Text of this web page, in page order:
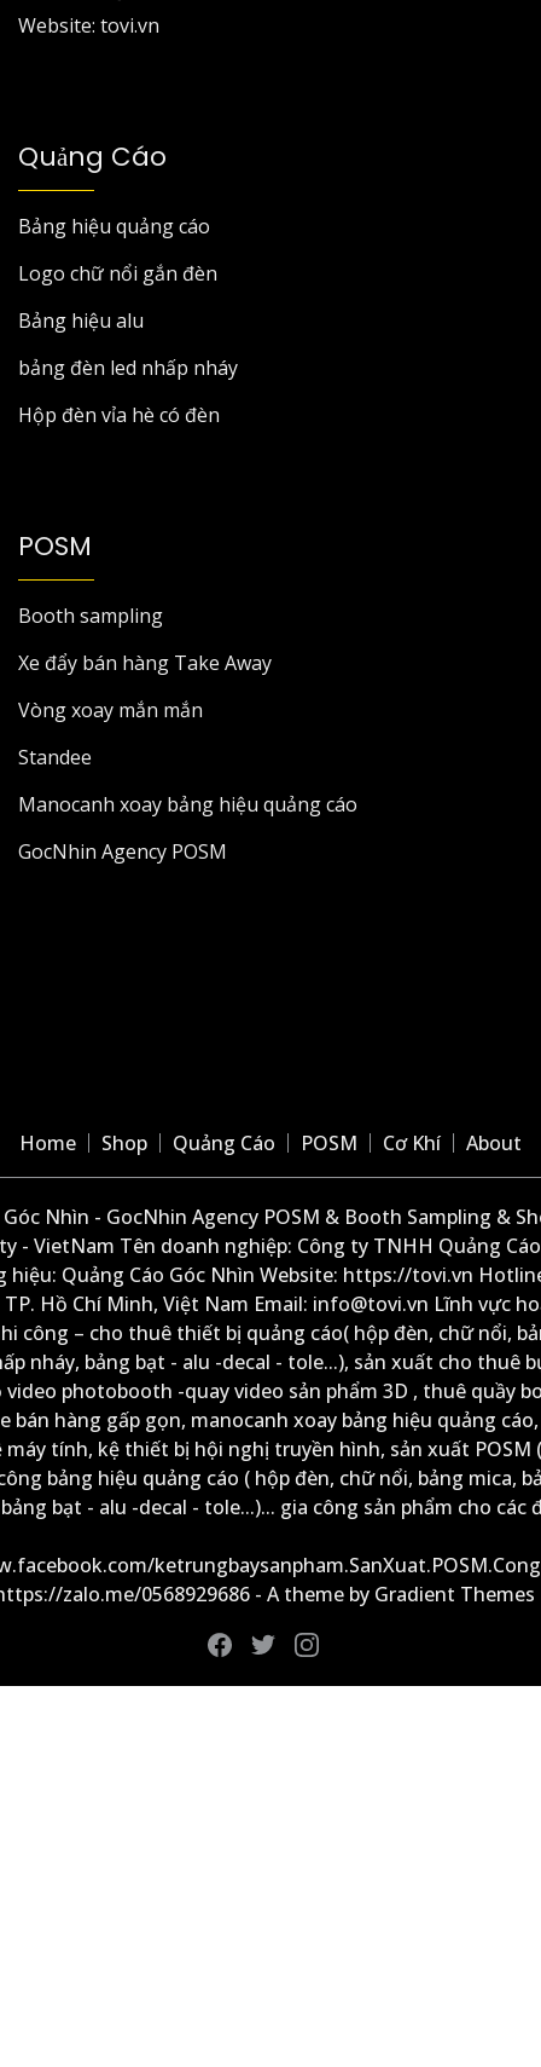
Website: tovi.vn
Quảng Cáo
Bảng hiệu quảng cáo
Logo chữ nổi gắn đèn
Bảng hiệu alu
bảng đèn led nhấp nháy
Hộp đèn vỉa hè có đèn
POSM
Booth sampling
Xe đẩy bán hàng Take Away
Vòng xoay mắn mắn
Standee
Manocanh xoay bảng hiệu quảng cáo
GocNhin Agency POSM
Home Shop Quảng Cáo POSM Cơ Khí About
Nhìn - GocNhin Agency POSM & Booth Sampling &
- VietNam Tên doanh nghiệp: Công ty TNHH Quảng
Quảng Cáo Góc Nhìn Website: https://tovi.vn
Hồ Chí Minh, Việt Nam Email: info@tovi.vn Lĩnh vực
công – cho thuê thiết bị quảng cáo( hộp đèn, chữ nổi,
nháy, bảng bạt - alu -decal - tole...), sản xuất cho thuê
photobooth -quay video sản phẩm 3D , thuê quầy
bán hàng gấp gọn, manocanh xoay bảng hiệu quảng
tính, kệ thiết bị hội nghị truyền hình, sản xuất POSM
bảng hiệu quảng cáo ( hộp đèn, chữ nổi, bảng mica,
bạt - alu -decal - tole...)... gia công sản phẩm cho các
zalo.me/0568929686 - A theme by Gradient